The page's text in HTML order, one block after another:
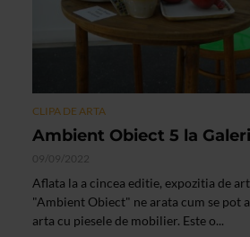
CLIPA DE ARTA
Ambient Obiect 5 la
09/09/2022
Aflata la a cincea editie, expozitia de
"Ambient Obiect" ne arata cum se pot
arta cu piesele de mobilier. Este o...